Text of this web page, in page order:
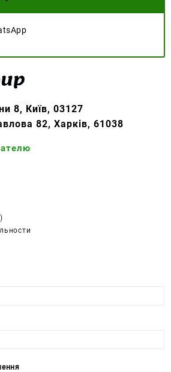
8, Київ, 03127
82, Харків, 61038